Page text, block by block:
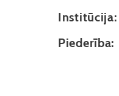
Institūcija:
Piederība: